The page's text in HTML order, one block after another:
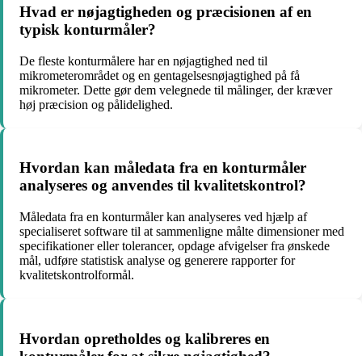
Hvad er nøjagtigheden og præcisionen af en
typisk konturmåler?
De fleste konturmålere har en nøjagtighed ned til
mikrometerområdet og en gentagelsesnøjagtighed på få
mikrometer. Dette gør dem velegnede til målinger, der kræver
høj præcision og pålidelighed.
Hvordan kan måledata fra en konturmåler
analyseres og anvendes til kvalitetskontrol?
Måledata fra en konturmåler kan analyseres ved hjælp af
specialiseret software til at sammenligne målte dimensioner med
specifikationer eller tolerancer, opdage afvigelser fra ønskede
mål, udføre statistisk analyse og generere rapporter for
kvalitetskontrolformål.
Hvordan opretholdes og kalibreres en